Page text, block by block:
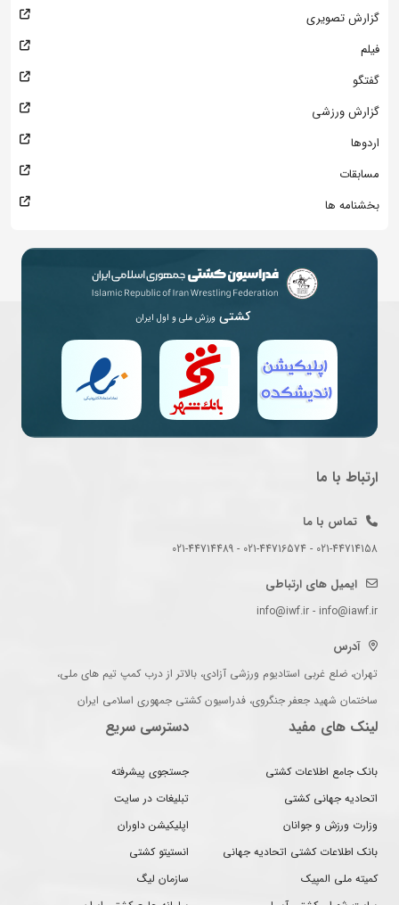
گزارش تصویری
فیلم
گفتگو
گزارش ورزشی
اردوها
مسابقات
بخشنامه ها
کشتی ورزش ملی و اول ایران
ارتباط با ما
تماس با ما
021-44714158 - 021-44716574 - 021-44714489
ایمیل های ارتباطی
info@iwf.ir - info@iawf.ir
آدرس
تهران، ضلع غربی استادیوم ورزشی آزادی، بالاتر از درب کمپ تیم های ملی،
ساختمان شهید جعفر جنگروی، فدراسیون کشتی جمهوری اسلامی ایران
لینک های مفید
بانک جامع اطلاعات کشتی
اتحادیه جهانی کشتی
وزارت ورزش و جوانان
بانک اطلاعات کشتی اتحادیه جهانی
کمیته ملی المپیک
دسترسی سریع
جستجوی پیشرفته
تبلیغات در سایت
اپلیکیشن داوران
انستیتو کشتی
سازمان لیگ